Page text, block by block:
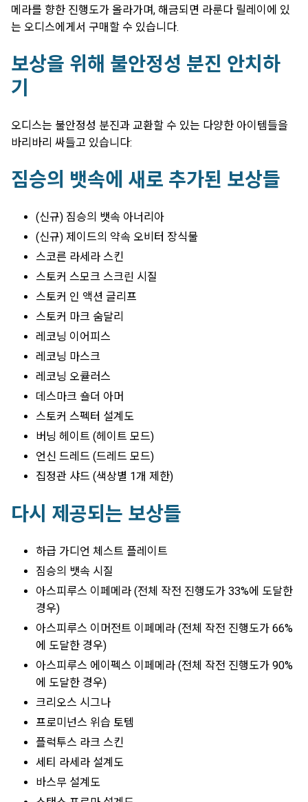
메라를 향한 진행도가 올라가며, 해금되면 라룬다 릴레이에 있
는 오디스에게서 구매할 수 있습니다.
보상을 위해 불안정성 분진 안치하
기
오디스는 불안정성 분진과 교환할 수 있는 다양한 아이템들을
바리바리 싸들고 있습니다:
짐승의 뱃속에 새로 추가된 보상들
(신규) 짐승의 뱃속 아너리아
(신규) 제이드의 약속 오비터 장식물
스코른 라세라 스킨
스토커 스모크 스크린 시질
스토커 인 액션 글리프
스토커 마크 숨달리
레코닝 이어피스
레코닝 마스크
레코닝 오큘러스
데스마크 숄더 아머
스토커 스펙터 설계도
버닝 헤이트 (헤이트 모드)
언신 드레드 (드레드 모드)
집정관 샤드 (색상별 1개 제한)
다시 제공되는 보상들
하급 가디언 체스트 플레이트
짐승의 뱃속 시질
아스피루스 이페메라 (전체 작전 진행도가 33%에 도달한
경우)
아스피루스 이머전트 이페메라 (전체 작전 진행도가 66%
에 도달한 경우)
아스피루스 에이펙스 이페메라 (전체 작전 진행도가 90%
에 도달한 경우)
크리오스 시그나
프로미넌스 위습 토템
플럭투스 라크 스킨
세티 라세라 설계도
바스무 설계도